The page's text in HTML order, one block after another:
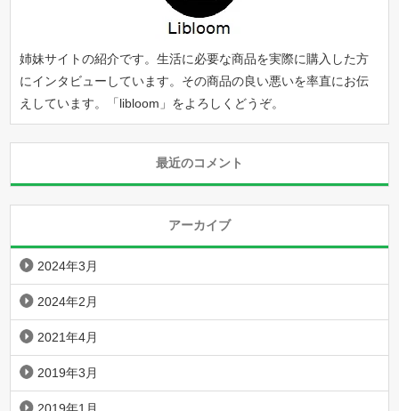
姉妹サイトの紹介です。生活に必要な商品を実際に購入した方
にインタビューしています。その商品の良い悪いを率直にお伝
えしています。「libloom 」をよろしくどうぞ。
最近のコメント
アーカイブ
2024年3月
2024年2月
2021年4月
2019年3月